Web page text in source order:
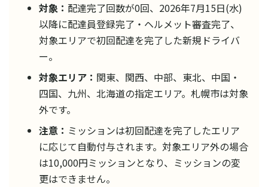
対象： 配達完了回数が0回、2026年7月15日(水)
以降に配達員登録完了・ヘルメット審査完了、
対象エリアで初回配達を完了した新規ドライバ
ー。
対象エリア： 関東、関西、中部、東北、中国・
四国、九州、北海道の指定エリア。札幌市は対象
外です。
注意： ミッションは初回配達を完了したエリア
に応じて自動付与されます。対象エリア外の場合
は10,000円ミッションとなり、ミッションの変
更はできません。